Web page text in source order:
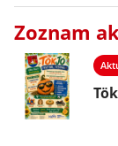
Zoznam